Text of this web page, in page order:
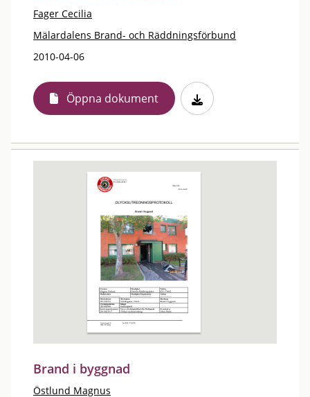
Fager Cecilia
Mälardalens Brand- och Räddningsförbund
2010-04-06
Öppna dokument
Brand i byggnad
Östlund Magnus